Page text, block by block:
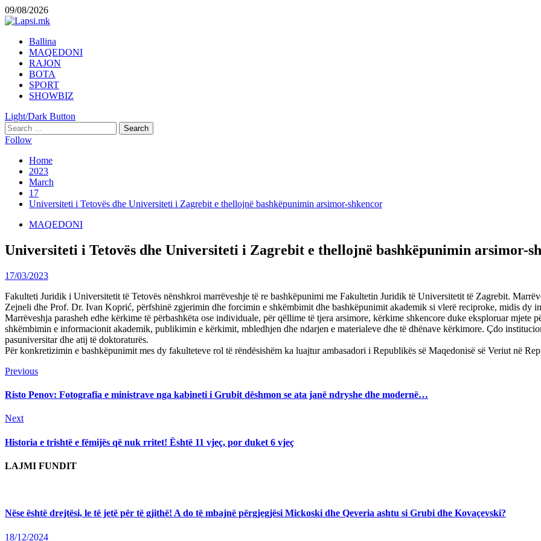
Skip
to
09/08/2026
Primary
Menu
Ballina
MAQEDONI
RAJON
BOTA
SPORT
SHOWBIZ
Light/Dark Button
Search
for:
Follow
Home
2023
March
17
Universiteti i Tetovës dhe Universiteti i Zagrebit e thellojnë bashkëpunimin arsimor-shkencor
MAQEDONI
Universiteti i Tetovës dhe Universiteti i Zagrebit e thellojnë bashkëpunimin arsimor-
17/03/2023
Fakulteti Juridik i Universitetit të Tetovës nënshkroi marrëveshje të re bashkëpunimi me Fakultetin Juridik të Universitetit të Zagrebit.
Zejneli dhe Prof. Dr. Ivan Koprić, përfshinë zgjerimin dhe forcimin e shkëmbimit dhe bashkëpunimit akademik si vlerë reciproke, midis dy
Marrëveshja parasheh edhe kërkime të përbashkëta ose individuale, për qëllime të tjera arsimore, kërkime shkencore duke eksploruar
shkëmbimin e informacionit akademik, publikimin e kërkimit, mbledhjen dhe ndarjen e materialeve dhe të dhënave kërkimore. Çdo
pasuniversitar dhe atij të doktoraturës.
Për konkretizimin e bashkëpunimit mes dy fakulteteve rol të rëndësishëm ka luajtur ambasadori i Republikës së Maqedonisë së Veriut në
Continue
Reading
PreviousPrevious
Risto Penov: Fotografia e ministrave nga kabineti i Grubit dëshmon se ata janë ndryshe dhe modernë…
NextNext
Historia e trishtë e fëmijës që nuk rritet! Është 11 vjeç, por duket 6 vjeç
LAJMI FUNDIT
Nëse është drejtësi, le të jetë për të gjithë! A do të mbajnë përgjegjësi Mickoski dhe Qeveria ashtu si Grubi dhe Kovaçevski?
18/12/2024